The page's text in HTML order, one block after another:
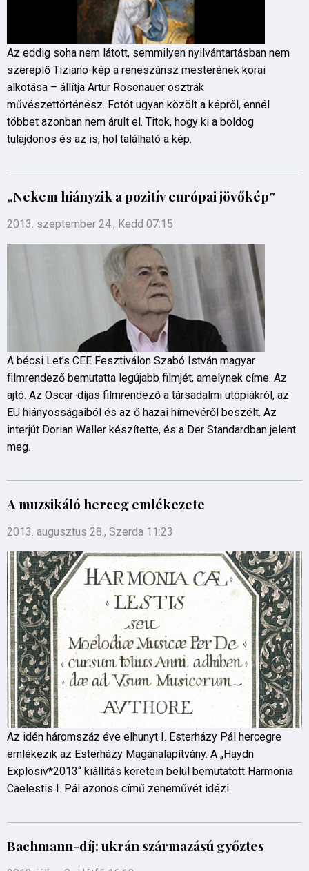
Az eddig soha nem látott, semmilyen nyilvántartásban nem
szereplő Tiziano-kép a reneszánsz mesterének korai
alkotása – állítja Artur Rosenauer osztrák
művészettörténész. Fotót ugyan közölt a képről, ennél
többet azonban nem árult el. Titok, hogy ki a boldog
tulajdonos és az is, hol található a kép.
„Nekem hiányzik a pozitív európai jövőkép”
2013. szeptember 24., Kedd 07:15
A bécsi Let’s CEE Fesztiválon Szabó István magyar
filmrendező bemutatta legújabb filmjét, amelynek címe: Az
ajtó. Az Oscar-díjas filmrendező a társadalmi utópiákról, az
EU hiányosságaiból és az ő hazai hírnevéről beszélt. Az
interjút Dorian Waller készítette, és a Der Standardban jelent
meg.
A muzsikáló herceg emlékezete
2013. augusztus 28., Szerda 11:23
Az idén háromszáz éve elhunyt I. Esterházy Pál hercegre
emlékezik az Esterházy Magánalapítvány. A „Haydn
Explosiv*2013“ kiállítás keretein belül bemutatott Harmonia
Caelestis I. Pál azonos című zeneművét idézi.
Bachmann-díj: ukrán származású győztes